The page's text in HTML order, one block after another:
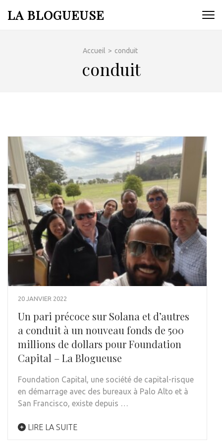
auLA BLOGUEUSE
Accueil > conduit
conduit
20 JANVIER 2022
Un pari précoce sur Solana et d’autres
a conduit à un nouveau fonds de 500
millions de dollars pour Foundation
Capital – La Blogueuse
Foundation Capital, une société de capital-risque
en démarrage avec des bureaux à Palo Alto et à
San Francisco, existe depuis …
LIRE LA SUITE